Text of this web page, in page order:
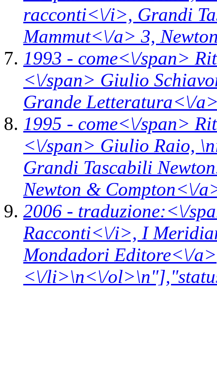
racconti<\/i>, Grandi
Mammut<\/a> 3,
1993 - come<\/span>
<\/span> Giulio
Grande Letteratura<\/
1995 - come<\/span>
<\/span> Giulio Raio, \n
Grandi Tascabili
Newton & Compton<\/
2006 - traduzione:<\/
Racconti<\/i>, I
Mondadori Editore<\/a>
<\/li>\n<\/